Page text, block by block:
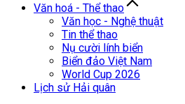
Văn hoá - Thể thao
Văn học - Nghệ thuật
Tin thể thao
Nụ cười lính biển
Biển đảo Việt Nam
World Cup 2026
Lịch sử Hải quân